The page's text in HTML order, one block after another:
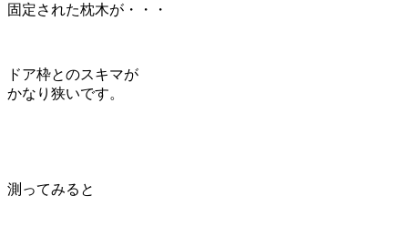
固定された枕木が・・・
ドア枠とのスキマが
かなり狭いです。
測ってみると